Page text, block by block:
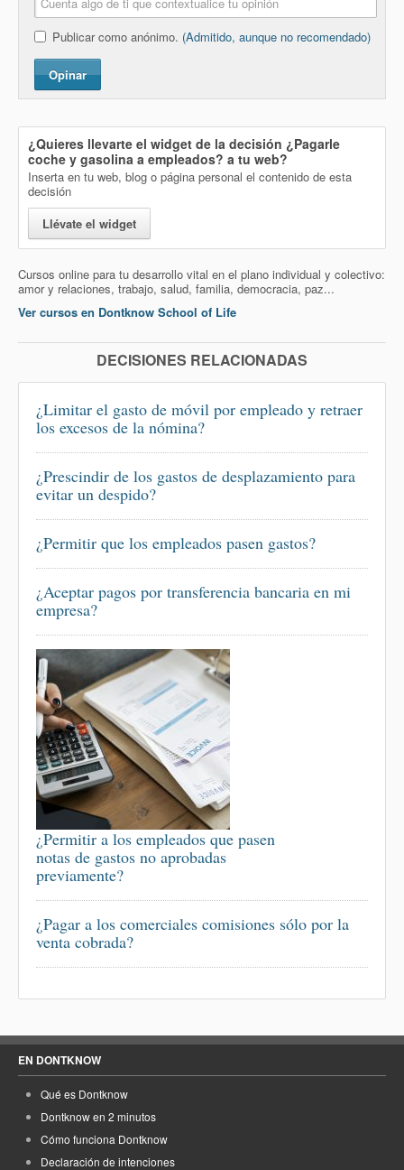
Publicar como anónimo. (Admitido, aunque no recomendado)
Opinar
¿Quieres llevarte el widget de la decisión ¿Pagarle
coche y gasolina a empleados? a tu web?
Inserta en tu web, blog o página personal el contenido de esta
decisión
Llévate el widget
Cursos online para tu desarrollo vital en el plano individual y colectivo:
amor y relaciones, trabajo, salud, familia, democracia, paz...
Ver cursos en Dontknow School of Life
DECISIONES RELACIONADAS
¿Limitar el gasto de móvil por empleado y retraer
los excesos de la nómina?
¿Prescindir de los gastos de desplazamiento para
evitar un despido?
¿Permitir que los empleados pasen gastos?
¿Aceptar pagos por transferencia bancaria en mi
empresa?
¿Permitir a los empleados que pasen
notas de gastos no aprobadas
previamente?
¿Pagar a los comerciales comisiones sólo por la
venta cobrada?
EN DONTKNOW
Qué es Dontknow
Dontknow en 2 minutos
Cómo funciona Dontknow
Declaración de intenciones